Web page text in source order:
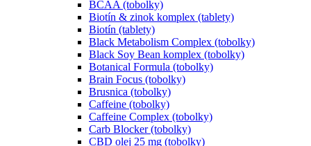
BCAA (tobolky)
Biotín & zinok komplex (tablety)
Biotín (tablety)
Black Metabolism Complex (tobolky)
Black Soy Bean komplex (tobolky)
Botanical Formula (tobolky)
Brain Focus (tobolky)
Brusnica (tobolky)
Caffeine (tobolky)
Caffeine Complex (tobolky)
Carb Blocker (tobolky)
CBD olej 25 mg (tobolky)